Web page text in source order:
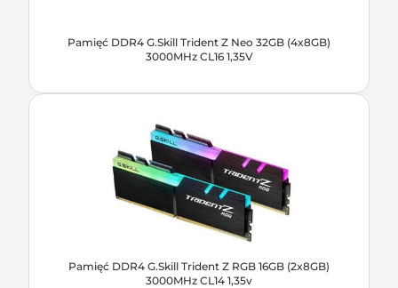
Pamięć DDR4 G.Skill Trident Z Neo 32GB (4x8GB)
3000MHz CL16 1,35V
Pamięć DDR4 G.Skill Trident Z RGB 16GB (2x8GB)
3000MHz CL14 1,35v